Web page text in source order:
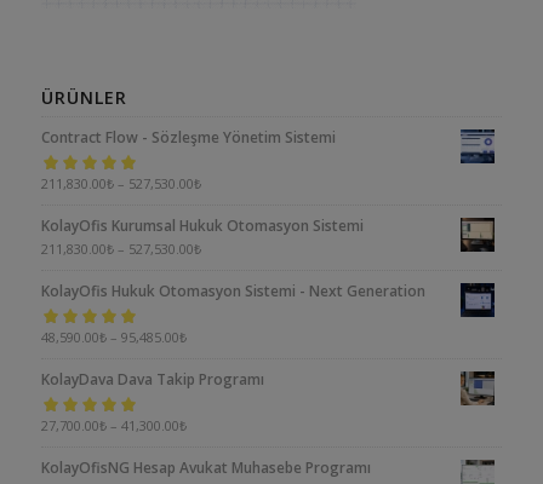
ÜRÜNLER
Contract Flow - Sözleşme Yönetim Sistemi
5 üzerinden
211,830.00₺ – 527,530.00₺
KolayOfis Kurumsal Hukuk Otomasyon Sistemi
211,830.00₺ – 527,530.00₺
KolayOfis Hukuk Otomasyon Sistemi - Next Generation
5 üzerinden
48,590.00₺ – 95,485.00₺
KolayDava Dava Takip Programı
5 üzerinden
27,700.00₺ – 41,300.00₺
KolayOfisNG Hesap Avukat Muhasebe Programı